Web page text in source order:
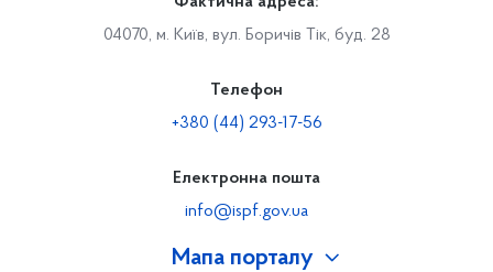
Мапа порталу
04070, м. Київ, вул. Боричів Тік, буд. 28
Телефон
+380 (44) 293-17-56
Електронна пошта
info@ispf.gov.ua